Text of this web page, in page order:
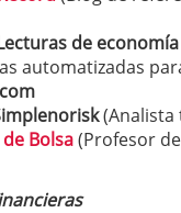
de economía
automatizadas
(Analista
de Bolsa(Profesor